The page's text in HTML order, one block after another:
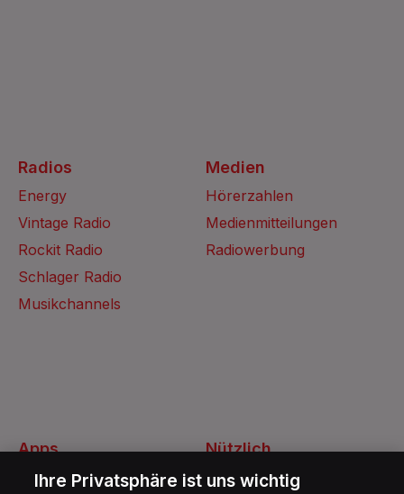
Radios
Energy
Vintage Radio
Rockit Radio
Schlager Radio
Musikchannels
Nützlich
Kontakt
Apps
Energy Radio App
Medien
Hörerzahlen
Medienmitteilungen
Radiowerbung
Ihre Privatsphäre ist uns wichtig